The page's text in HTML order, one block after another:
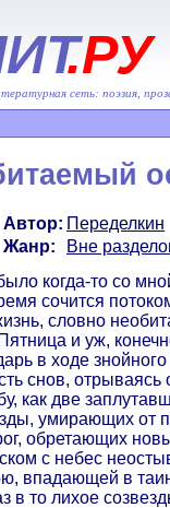
.РУ
сеть: поэзия,
Автор: Переделкин
Жанр:
Вне
когда-то со
сочится
словно
и уж,
в ходе знойного
снов, отрываясь
как две
умирающих от
обретающих
с небес
впадающей в
в то лихое